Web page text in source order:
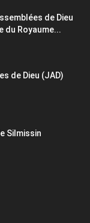
de Dieu
du Royaume...
de Dieu (JAD)
Silmissin